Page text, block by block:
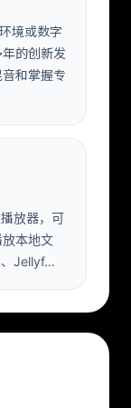
境或数字
的创新发
和掌握专
放器，可
本地文
Jellyf…